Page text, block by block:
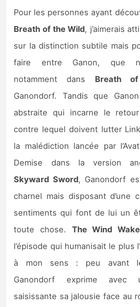
Pour les personnes ayant
Breath of the Wild, j’aimerais
sur la distinction subtile mais
faire entre Ganon, que
notamment dans Breath
Ganondorf. Tandis que
abstraite qui incarne le
contre lequel doivent lutter
la malédiction lancée par
Demise dans la version
Skyward Sword, Ganondorf
charnel mais disposant d’une
sentiments qui font de lui un
toute chose. The Wind
l’épisode qui humanisait le plus
à mon sens : peu avant
Ganondorf exprime avec
saisissante sa jalousie face au